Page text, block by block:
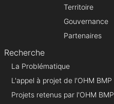
Territoire
Gouvernance
Partenaires
Recherche
La Problématique
L'appel à projet de l'OHM BMP
Projets retenus par l'OHM BMP